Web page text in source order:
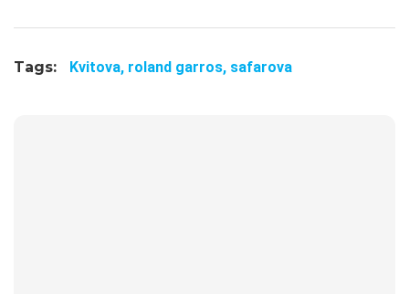
Tags: Kvitova, roland garros, safarova